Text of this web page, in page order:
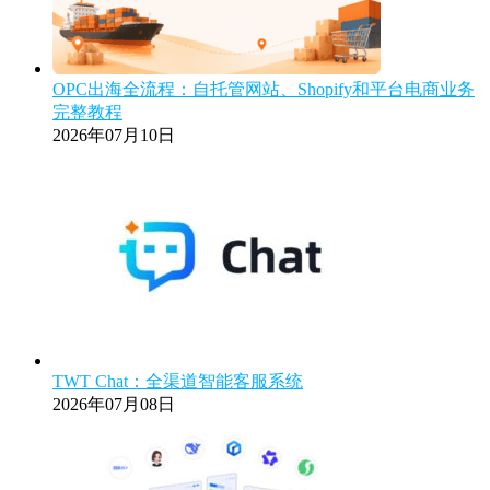
OPC出海全流程：自托管网站、Shopify和平台电商业务
完整教程
2026年07月10日
TWT Chat：全渠道智能客服系统
2026年07月08日